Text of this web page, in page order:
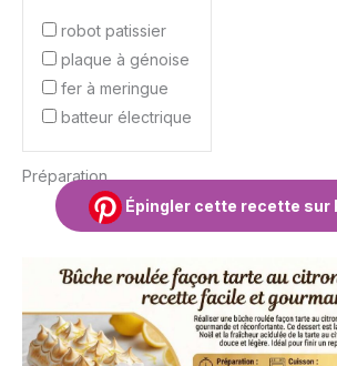
robot patissier
plaque à génoise
fer à meringue
batteur électrique
Préparation
Épingler cette recette sur